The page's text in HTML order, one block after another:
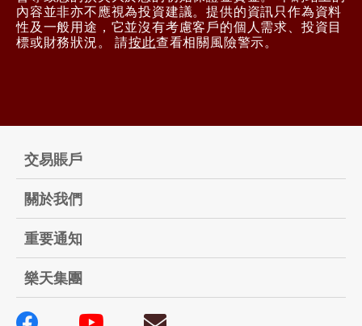
內容並非亦不應視為投資建議。提供的資訊只作為資料
性及一般用途，它並沒有考慮客戶的個人需求、投資目
標或財務狀況。 請按此查看相關風險警示。
交易賬戶
關於我們
重要通知
樂天集團